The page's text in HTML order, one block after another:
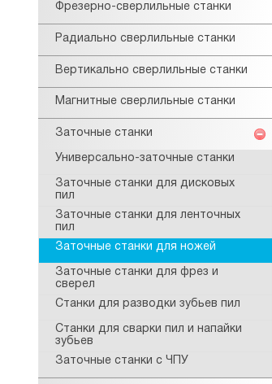
Фрезерно-сверлильные станки
Радиально сверлильные станки
Вертикально сверлильные станки
Магнитные сверлильные станки
Заточные станки
Универсально-заточные станки
Заточные станки для дисковых
пил
Заточные станки для ленточных
пил
Заточные станки для ножей
Заточные станки для фрез и
сверел
Станки для разводки зубьев пил
Станки для сварки пил и напайки
зубьев
Заточные станки с ЧПУ